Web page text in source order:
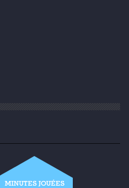
MINUTES JOUÉES